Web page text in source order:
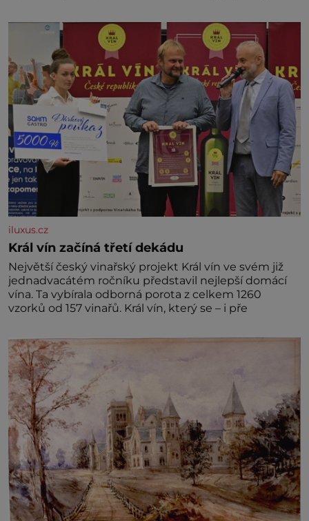
divné burácení skutečně ustane. Když o mnoho let
později hrobku
iluxus.cz
Král vín začíná třetí dekádu
Největší český vinařský projekt Král vín ve svém již
jednadvacátém ročníku představil nejlepší domácí
vína. Ta vybírala odborná porota z celkem 1260
vzorků od 157 vinařů. Král vín, který se – i pře